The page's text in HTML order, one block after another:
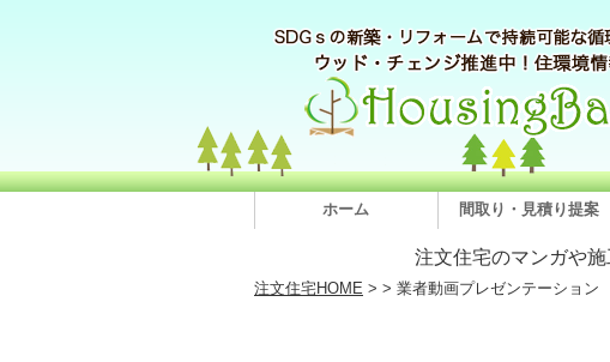
ホーム 間取り・見積り提案
注文住宅のマンガや
注文住宅HOME > > 業者動画プレゼンテーション